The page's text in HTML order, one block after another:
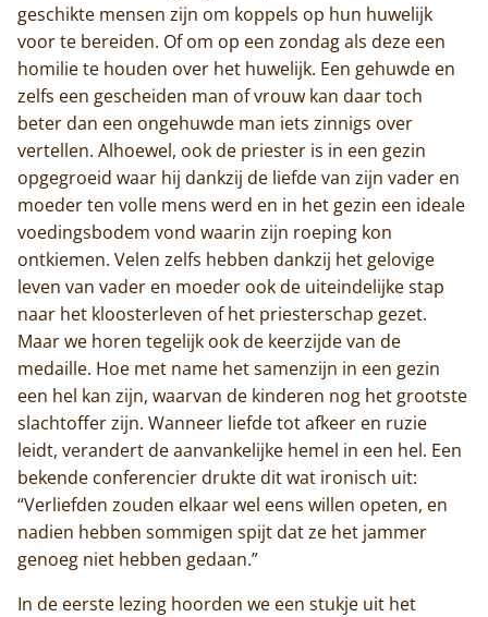
geschikte mensen zijn om koppels op hun huwelijk
voor te bereiden. Of om op een zondag als deze een
homilie te houden over het huwelijk. Een gehuwde en
zelfs een gescheiden man of vrouw kan daar toch
beter dan een ongehuwde man iets zinnigs over
vertellen. Alhoewel, ook de priester is in een gezin
opgegroeid waar hij dankzij de liefde van zijn vader en
moeder ten volle mens werd en in het gezin een ideale
voedingsbodem vond waarin zijn roeping kon
ontkiemen. Velen zelfs hebben dankzij het gelovige
leven van vader en moeder ook de uiteindelijke stap
naar het kloosterleven of het priesterschap gezet.
Maar we horen tegelijk ook de keerzijde van de
medaille. Hoe met name het samenzijn in een gezin
een hel kan zijn, waarvan de kinderen nog het grootste
slachtoffer zijn. Wanneer liefde tot afkeer en ruzie
leidt, verandert de aanvankelijke hemel in een hel. Een
bekende conferencier drukte dit wat ironisch uit:
“Verliefden zouden elkaar wel eens willen opeten, en
nadien hebben sommigen spijt dat ze het jammer
genoeg niet hebben gedaan.”
In de eerste lezing hoorden we een stukje uit het